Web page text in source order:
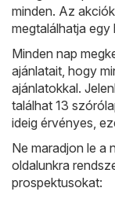
minden. Az
megtalálhatja egy
Minden nap
ajánlatait, hogy
ajánlatokkal.
találhat 13
ideig érvényes,
Ne maradjon le a
oldalunkra
prospektusokat: